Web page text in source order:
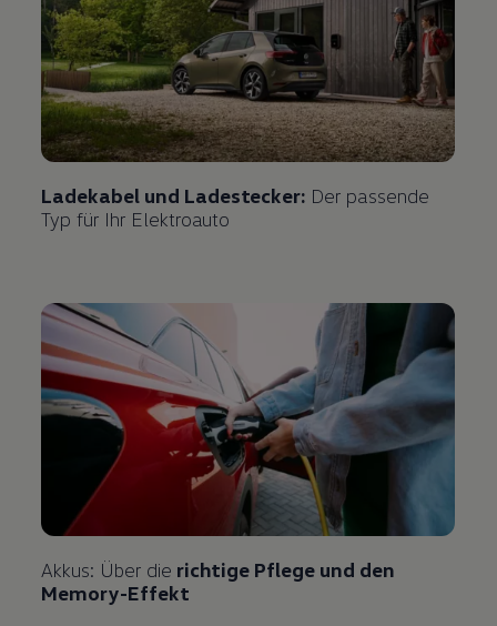
Ladekabel und Ladestecker: Der passende
Typ für Ihr Elektroauto
Akkus: Über die richtige Pflege und den
Memory-Effekt